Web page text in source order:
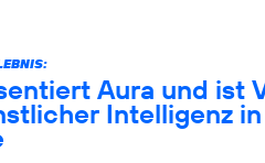
Aura und ist
Intelligenz